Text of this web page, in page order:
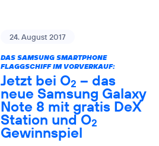
24. August 2017
DAS SAMSUNG SMARTPHONE
FLAGGSCHIFF IM VORVERKAUF:
Jetzt bei O2 – das
neue Samsung Galaxy
Note 8 mit gratis DeX
Station und O2
Gewinnspiel